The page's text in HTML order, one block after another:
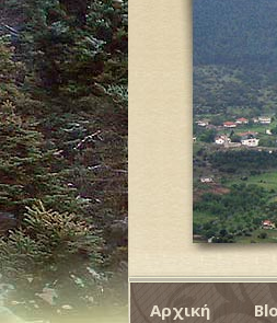
Αρχική